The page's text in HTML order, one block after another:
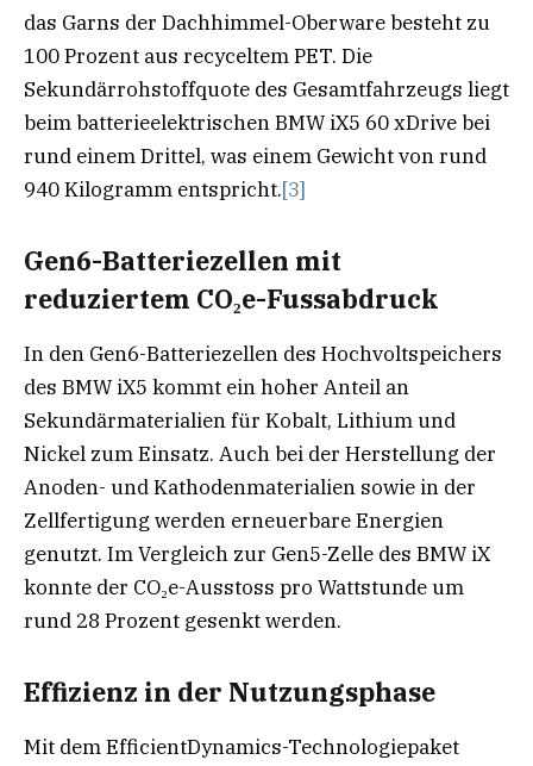
das Garns der Dachhimmel-Oberware besteht zu
100 Prozent aus recyceltem PET. Die
Sekundärrohstoffquote des Gesamtfahrzeugs liegt
beim batterieelektrischen BMW iX5 60 xDrive bei
rund einem Drittel, was einem Gewicht von rund
940 Kilogramm entspricht.[3]
Gen6-Batteriezellen mit
reduziertem CO₂e-Fussabdruck
In den Gen6-Batteriezellen des Hochvoltspeichers
des BMW iX5 kommt ein hoher Anteil an
Sekundärmaterialien für Kobalt, Lithium und
Nickel zum Einsatz. Auch bei der Herstellung der
Anoden- und Kathodenmaterialien sowie in der
Zellfertigung werden erneuerbare Energien
genutzt. Im Vergleich zur Gen5-Zelle des BMW iX
konnte der CO₂e-Ausstoss pro Wattstunde um
rund 28 Prozent gesenkt werden.
Effizienz in der Nutzungsphase
Mit dem EfficientDynamics-Technologiepaket